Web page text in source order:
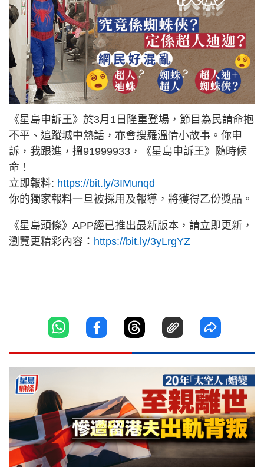
《星島申訴王》於3月1日隆重登場，節目為民請命抱
不平、追蹤城中熱話，亦會搜羅溫情小故事。你申
訴，我跟進，搵91999933，《星島申訴王》隨時候
命！
立即報料: https://bit.ly/3IMunqd
你的獨家報料一旦被採用及報導，將獲得乙份獎品。
《星島頭條》APP經已推出最新版本，請立即更新，
瀏覽更精彩內容： https://bit.ly/3yLrgYZ